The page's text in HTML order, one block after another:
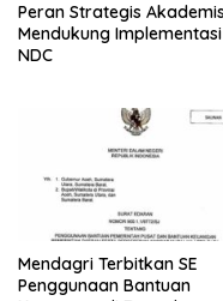
Peran Strategis
Mendukung Implementasi
NDC
Mendagri Terbitkan SE
Penggunaan Bantuan